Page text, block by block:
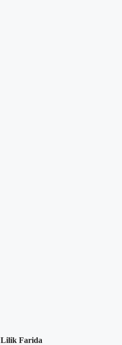
Lilik Farida